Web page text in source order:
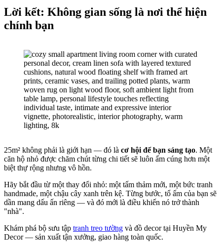
Lời kết: Không gian sống là nơi thể hiện
chính bạn
25m² không phải là giới hạn — đó là cơ hội để bạn sáng tạo. Một
căn hộ nhỏ được chăm chút từng chi tiết sẽ luôn ấm cúng hơn một
biệt thự rộng nhưng vô hồn.
Hãy bắt đầu từ một thay đổi nhỏ: một tấm thảm mới, một bức tranh
handmade, một chậu cây xanh trên kệ. Từng bước, tổ ấm của bạn sẽ
dần mang dấu ấn riêng — và đó mới là điều khiến nó trở thành
"nhà".
Khám phá bộ sưu tập tranh treo tường và đồ decor tại Huyền My
Decor — sản xuất tận xưởng, giao hàng toàn quốc.